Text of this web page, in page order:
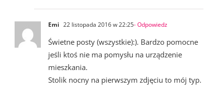
Emi 22 listopada 2016 w 22:25- Odpowiedz
Świetne posty (wszystkie):). Bardzo pomocne
jeśli ktoś nie ma pomysłu na urządzenie
mieszkania.
Stolik nocny na pierwszym zdjęciu to mój typ.